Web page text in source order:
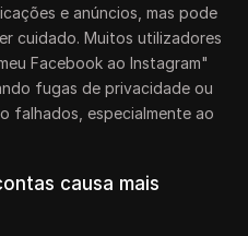
e anúncios, mas pode
cuidado. Muitos utilizadores
Facebook ao Instagram"
fugas de privacidade ou
falhados, especialmente ao
causa mais